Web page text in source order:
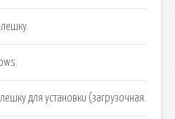
для установки (загрузочная.